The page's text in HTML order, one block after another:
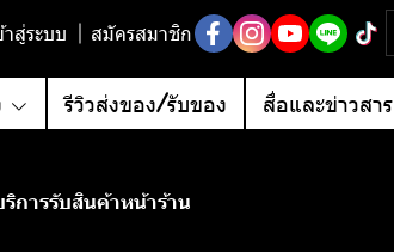
าสู่ระบบ สมัครสมาชิก
รีวิวส่งของ/รับของ สื่อและข่าวสาร
การรับสินค้าหน้าร้าน